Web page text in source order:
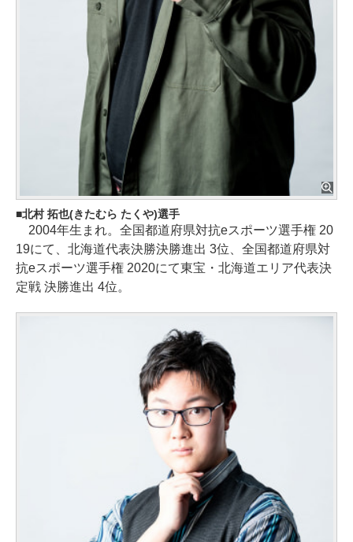
北村 拓也(きたむら たくや)選手
2004年生まれ。全国都道府県対抗eスポーツ選手権 20
19にて、北海道代表決勝決勝進出 3位、全国都道府県対
抗eスポーツ選手権 2020にて東宝・北海道エリア代表決
定戦 決勝進出 4位。